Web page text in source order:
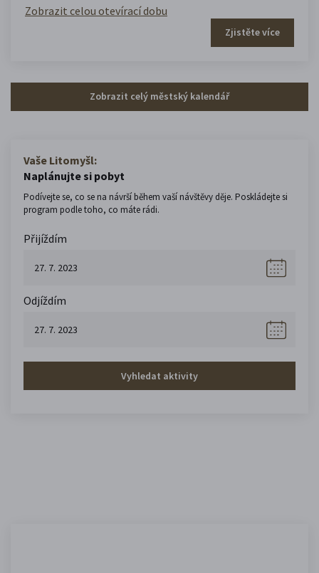
Zobrazit celou otevírací dobu
Zjistěte více
Zobrazit celý městský kalendář
Vaše Litomyšl:
Naplánujte si pobyt
Podívejte se, co se na návrší během vaší návštěvy děje. Poskládejte si
program podle toho, co máte rádi.
Přijíždím
Odjíždím
Vyhledat aktivity